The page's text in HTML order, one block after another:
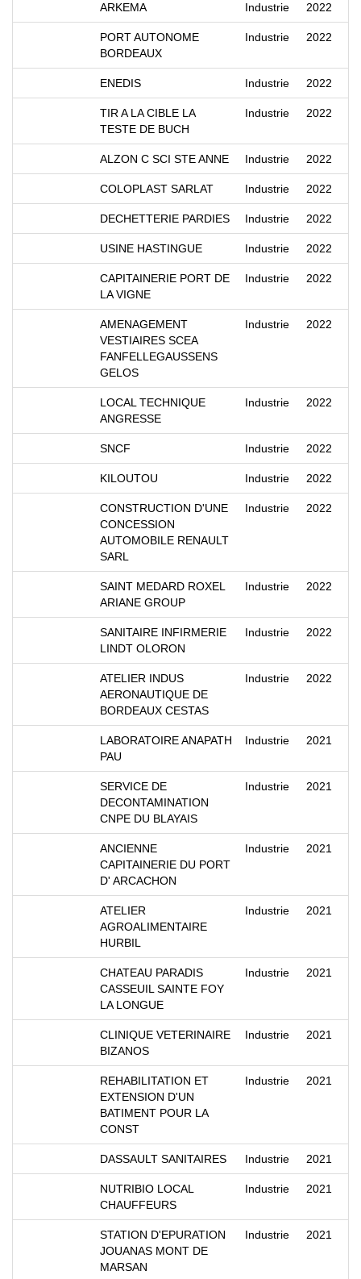
ARKEMA Industrie 2022
PORT AUTONOME
BORDEAUX
Industrie 2022
ENEDIS Industrie 2022
TIR A LA CIBLE LA
TESTE DE BUCH
Industrie 2022
ALZON C SCI STE ANNE Industrie 2022
COLOPLAST SARLAT Industrie 2022
DECHETTERIE PARDIES Industrie 2022
USINE HASTINGUE Industrie 2022
CAPITAINERIE PORT DE
LA VIGNE
Industrie 2022
AMENAGEMENT
VESTIAIRES SCEA
FANFELLEGAUSSENS
GELOS
Industrie 2022
LOCAL TECHNIQUE
ANGRESSE
Industrie 2022
SNCF Industrie 2022
KILOUTOU Industrie 2022
CONSTRUCTION D'UNE
CONCESSION
AUTOMOBILE RENAULT
SARL
Industrie 2022
SAINT MEDARD ROXEL
ARIANE GROUP
Industrie 2022
SANITAIRE INFIRMERIE
LINDT OLORON
Industrie 2022
ATELIER INDUS
AERONAUTIQUE DE
BORDEAUX CESTAS
Industrie 2022
LABORATOIRE ANAPATH
PAU
Industrie 2021
SERVICE DE
DECONTAMINATION
CNPE DU BLAYAIS
Industrie 2021
ANCIENNE
CAPITAINERIE DU PORT
D' ARCACHON
Industrie 2021
ATELIER
AGROALIMENTAIRE
HURBIL
Industrie 2021
CHATEAU PARADIS
CASSEUIL SAINTE FOY
LA LONGUE
Industrie 2021
CLINIQUE VETERINAIRE
BIZANOS
Industrie 2021
REHABILITATION ET
EXTENSION D'UN
BATIMENT POUR LA
CONST
Industrie 2021
DASSAULT SANITAIRES Industrie 2021
NUTRIBIO LOCAL
CHAUFFEURS
Industrie 2021
STATION D'EPURATION
JOUANAS MONT DE
MARSAN
Industrie 2021